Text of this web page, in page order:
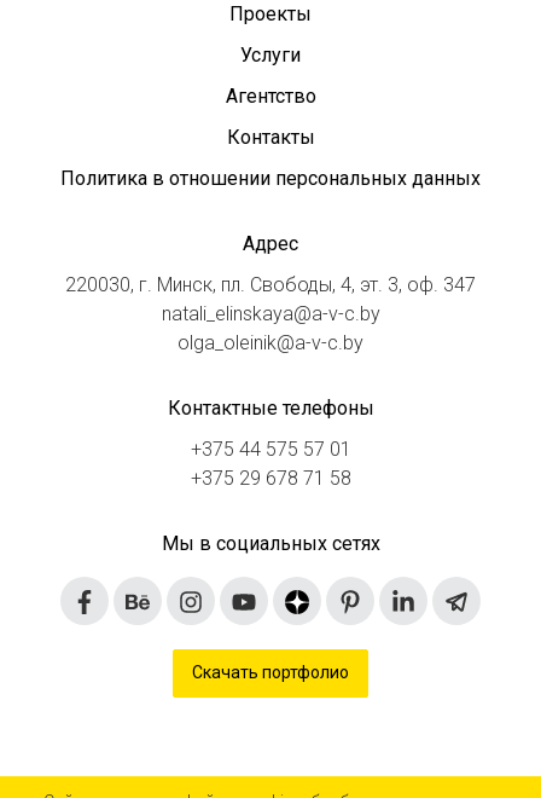
Проекты
Услуги
Агентство
Контакты
Политика в отношении персональных данных
Адрес
220030, г. Минск, пл. Свободы, 4, эт. 3, оф. 347
natali_elinskaya@a-v-c.by
olga_oleinik@a-v-c.by
Контактные телефоны
+375 44 575 57 01
+375 29 678 71 58
Мы в социальных сетях
Скачать портфолио